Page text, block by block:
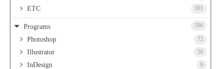
ETC 301
Programs 596
Photoshop 72
Illustrator 50
InDesign 6